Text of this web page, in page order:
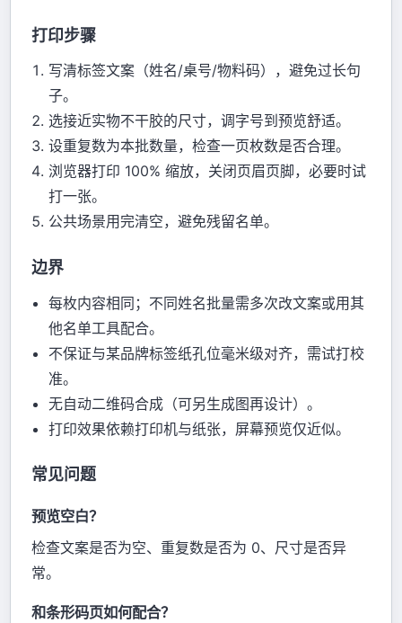
打印步骤
写清标签文案（姓名/桌号/物料码），避免过长句
子。
选接近实物不干胶的尺寸，调字号到预览舒适。
设重复数为本批数量，检查一页枚数是否合理。
浏览器打印 100% 缩放，关闭页眉页脚，必要时试
打一张。
公共场景用完清空，避免残留名单。
边界
每枚内容相同；不同姓名批量需多次改文案或用其
他名单工具配合。
不保证与某品牌标签纸孔位毫米级对齐，需试打校
准。
无自动二维码合成（可另生成图再设计）。
打印效果依赖打印机与纸张，屏幕预览仅近似。
常见问题
预览空白？
检查文案是否为空、重复数是否为 0、尺寸是否异
常。
和条形码页如何配合？